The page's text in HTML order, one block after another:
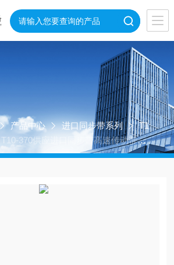
产品中心 进口同步带系列
T1
T10-370供应进口同步带高速传动带T1